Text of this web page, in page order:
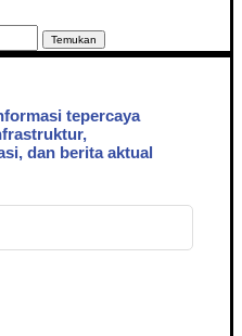
Temukan
tepercaya
dan berita aktual